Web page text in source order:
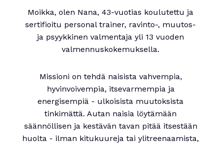
Moikka, olen Nana, 43-vuotias koulutettu ja
sertifioitu personal trainer, ravinto-, muutos-
ja psyykkinen valmentaja yli 13 vuoden
valmennuskokemuksella.
Missioni on tehdä naisista vahvempia,
hyvinvoivempia, itsevarmempia ja
energisempiä - ulkoisista muutoksista
tinkimättä. Autan naisia löytämään
säännöllisen ja kestävän tavan pitää itsestään
huolta - ilman kitukuureja tai ylitreenaamista,